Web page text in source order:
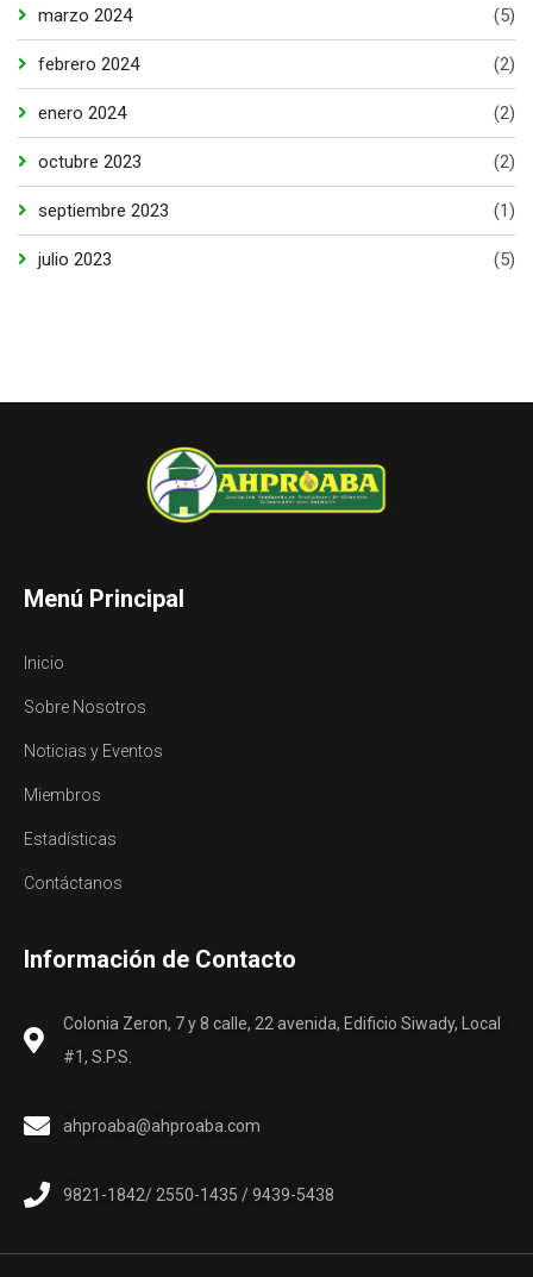
marzo 2024 (5)
febrero 2024 (2)
enero 2024 (2)
octubre 2023 (2)
septiembre 2023 (1)
julio 2023 (5)
Menú Principal
Inicio
Sobre Nosotros
Noticias y Eventos
Miembros
Estadísticas
Contáctanos
Información de Contacto
Colonia Zeron, 7 y 8 calle, 22 avenida, Edificio Siwady, Local
#1, S.P.S.
ahproaba@ahproaba.com
9821-1842/ 2550-1435 / 9439-5438